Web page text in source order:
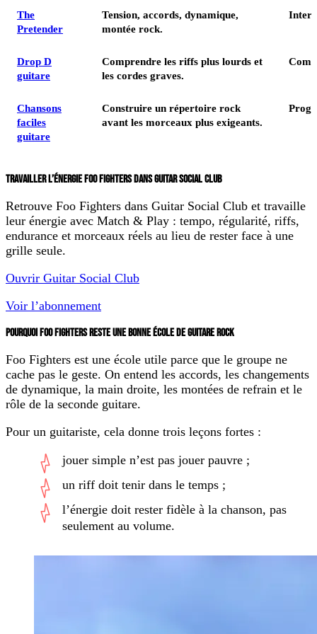
The
Pretender
Tension, accords, dynamique,
montée rock.
Drop D
guitare
Comprendre les riffs plus lourds et
les cordes graves.
Chansons
faciles
guitare
Construire un répertoire rock
avant les morceaux plus exigeants.
TRAVAILLER L’ÉNERGIE FOO FIGHTERS DANS GUITAR SOCIAL CLUB
Retrouve Foo Fighters dans Guitar Social Club et travaille
leur énergie avec Match & Play : tempo, régularité, riffs,
endurance et morceaux réels au lieu de rester face à une
grille seule.
Ouvrir Guitar Social Club
Voir l’abonnement
POURQUOI FOO FIGHTERS RESTE UNE BONNE ÉCOLE DE GUITARE ROCK
Foo Fighters est une école utile parce que le groupe ne
cache pas le geste. On entend les accords, les changements
de dynamique, la main droite, les montées de refrain et le
rôle de la seconde guitare.
Pour un guitariste, cela donne trois leçons fortes :
jouer simple n’est pas jouer pauvre ;
un riff doit tenir dans le temps ;
l’énergie doit rester fidèle à la chanson, pas
seulement au volume.